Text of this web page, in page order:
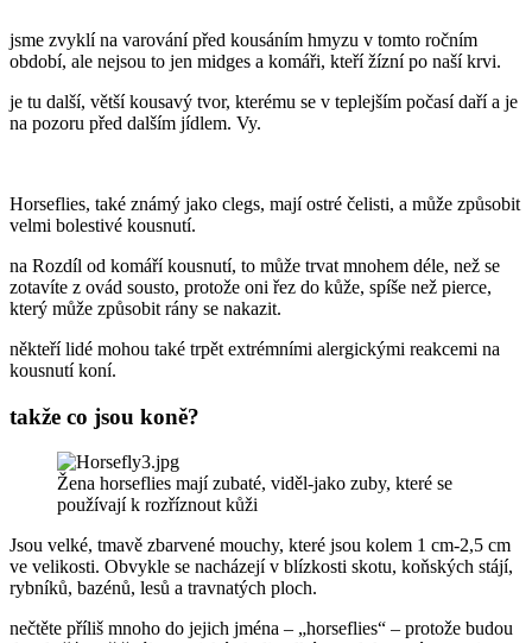
jsme zvyklí na varování před kousáním hmyzu v tomto ročním
období, ale nejsou to jen midges a komáři, kteří žízní po naší krvi.
je tu další, větší kousavý tvor, kterému se v teplejším počasí daří a je
na pozoru před dalším jídlem. Vy.
Horseflies, také známý jako clegs, mají ostré čelisti, a může způsobit
velmi bolestivé kousnutí.
na Rozdíl od komáří kousnutí, to může trvat mnohem déle, než se
zotavíte z ovád sousto, protože oni řez do kůže, spíše než pierce,
který může způsobit rány se nakazit.
někteří lidé mohou také trpět extrémními alergickými reakcemi na
kousnutí koní.
takže co jsou koně?
Žena horseflies mají zubaté, viděl-jako zuby, které se
používají k rozříznout kůži
Jsou velké, tmavě zbarvené mouchy, které jsou kolem 1 cm-2,5 cm
ve velikosti. Obvykle se nacházejí v blízkosti skotu, koňských stájí,
rybníků, bazénů, lesů a travnatých ploch.
nečtěte příliš mnoho do jejich jména – „horseflies“ – protože budou